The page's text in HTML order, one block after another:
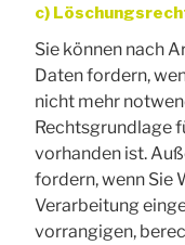
c)
Sie können nach
Daten fordern,
nicht mehr
Rechtsgrundlage
vorhanden ist.
fordern, wenn Sie
Verarbeitung
vorrangigen,